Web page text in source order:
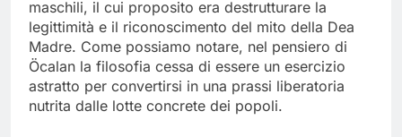
maschili, il cui proposito era destrutturare la
legittimità e il riconoscimento del mito della Dea
Madre. Come possiamo notare, nel pensiero di
Öcalan la filosofia cessa di essere un esercizio
astratto per convertirsi in una prassi liberatoria
nutrita dalle lotte concrete dei popoli.